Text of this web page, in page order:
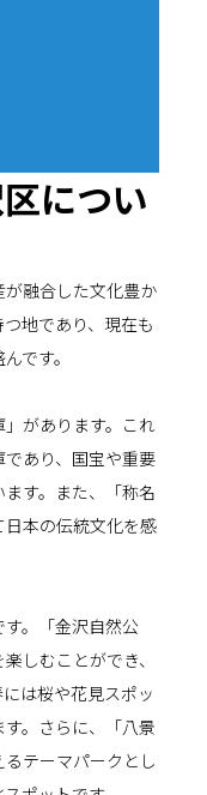
につい
融合した文化豊か
地であり、現在も
です。
があります。これ
あり、国宝や重要
す。また、「称名
本の伝統文化を感
。「金沢自然公
しむことができ、
は桜や花見スポッ
。さらに、「八景
テーマパークとし